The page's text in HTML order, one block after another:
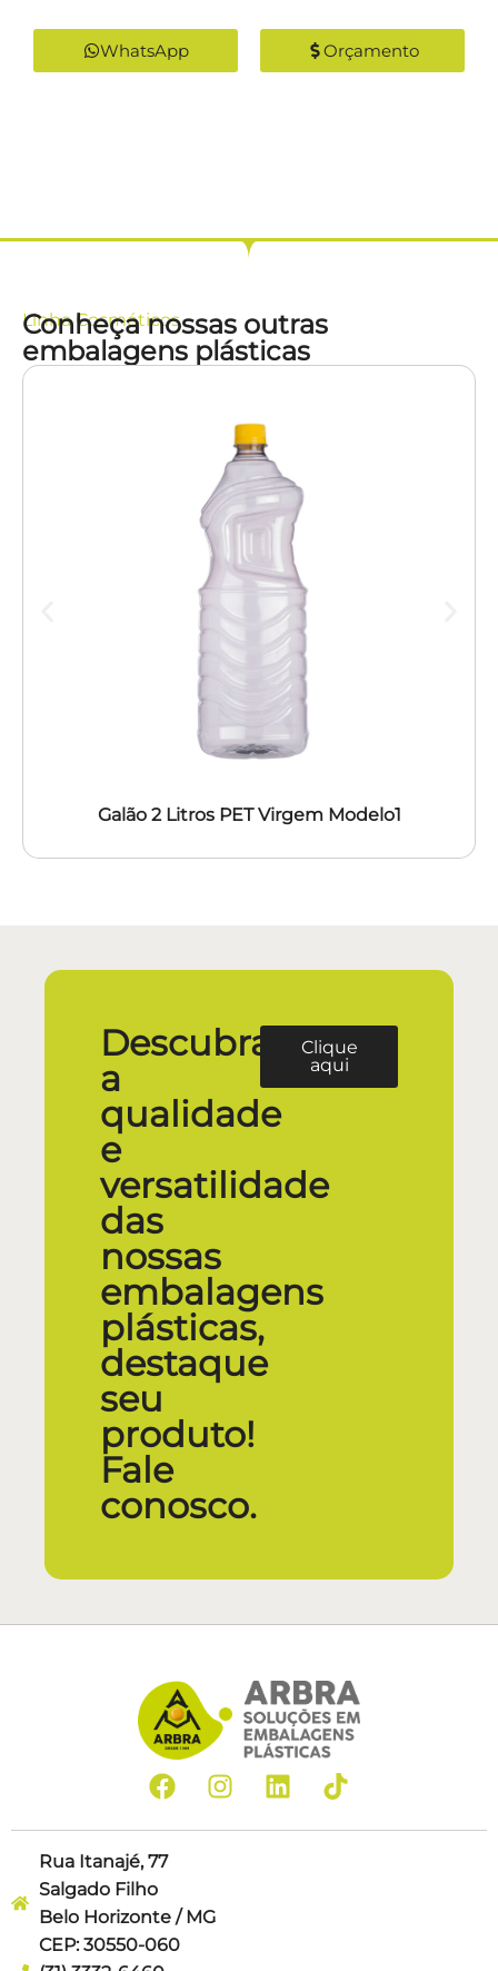
WhatsApp Orçamento
LinhaCosméticos
Conheça nossas outras
embalagens plásticas
Galão 2 Litros PET Virgem Modelo1
Descubra
a
qualidade
e
versatilidade
das
nossas
embalagens
plásticas,
destaque
seu
produto!
Fale
conosco.
Clique
aqui
Rua Itanajé, 77
Salgado Filho
Belo Horizonte / MG
CEP: 30550-060